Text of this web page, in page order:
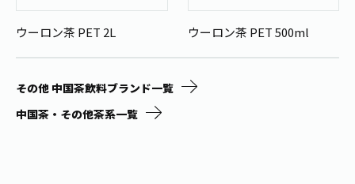
ウーロン茶 PET 2L ウーロン茶 PET 500ml
その他 中国茶飲料ブランド一覧
中国茶・その他茶系一覧